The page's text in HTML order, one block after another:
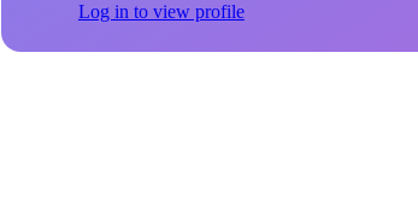
Log in to view profile